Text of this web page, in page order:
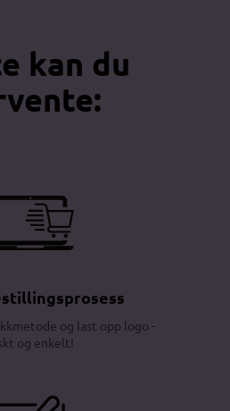
kan du
og last opp logo -
og enkelt!